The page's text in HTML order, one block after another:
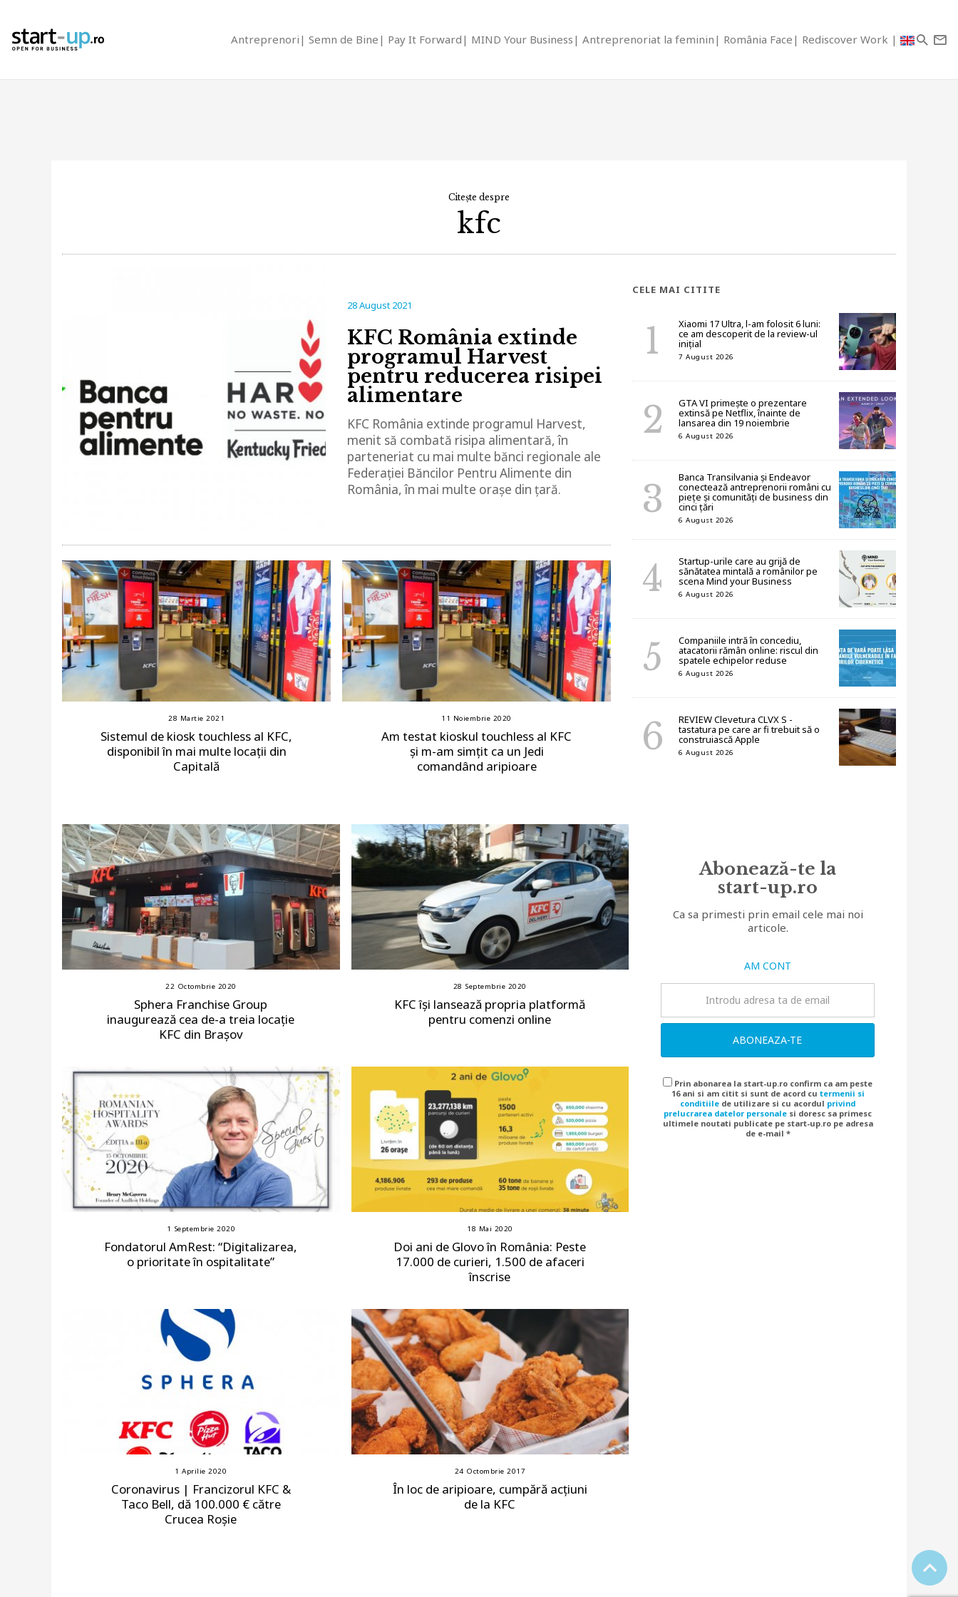
Antreprenori Semn de Bine Pay It Forward MIND Your Business Antreprenoriat la feminin România Face Rediscover Work
Citește despre
kfc
28 August 2021
KFC România extinde
programul Harvest
pentru reducerea risipei
alimentare
KFC România extinde programul Harvest,
menit să combată risipa alimentară, în
parteneriat cu mai multe bănci regionale ale
Federației Băncilor Pentru Alimente din
România, în mai multe orașe din țară.
28 Martie 2021
Sistemul de kiosk touchless al KFC,
disponibil în mai multe locații din
Capitală
11 Noiembrie 2020
Am testat kioskul touchless al KFC
și m-am simțit ca un Jedi
comandând aripioare
CELE MAI CITITE
Xiaomi 17 Ultra, l-am folosit 6 luni:
ce am descoperit de la review-ul
inițial
7 August 2026
GTA VI primește o prezentare
extinsă pe Netflix, înainte de
lansarea din 19 noiembrie
6 August 2026
Banca Transilvania și Endeavor
conectează antreprenorii români cu
piețe și comunități de business din
cinci țări
6 August 2026
Startup-urile care au grijă de
sănătatea mintală a românilor pe
scena Mind your Business
6 August 2026
Companiile intră în concediu,
atacatorii rămân online: riscul din
spatele echipelor reduse
6 August 2026
REVIEW Clevetura CLVX S -
tastatura pe care ar fi trebuit să o
construiască Apple
6 August 2026
Abonează-te la
start-up.ro
Ca sa primesti prin email cele mai noi
articole.
AM CONT
ABONEAZA-TE
Prin abonarea la start-up.ro confirm ca am peste
16 ani si am citit si sunt de acord cu termenii si
conditiile de utilizare si cu acordul privind
prelucrarea datelor personale si doresc sa primesc
ultimele noutati publicate pe start-up.ro pe adresa
de e-mail *
22 Octombrie 2020
Sphera Franchise Group
inaugurează cea de-a treia locație
KFC din Brașov
28 Septembrie 2020
KFC își lansează propria platformă
pentru comenzi online
1 Septembrie 2020
Fondatorul AmRest: “Digitalizarea,
o prioritate în ospitalitate”
18 Mai 2020
Doi ani de Glovo în România: Peste
17.000 de curieri, 1.500 de afaceri
înscrise
1 Aprilie 2020
Coronavirus | Francizorul KFC &
Taco Bell, dă 100.000 € către
Crucea Roșie
24 Octombrie 2017
În loc de aripioare, cumpără acțiuni
de la KFC